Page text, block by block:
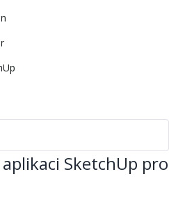
SketchUp pro